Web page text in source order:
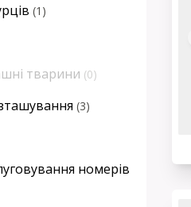
(1 )
тварини (0)
(3)
номерів